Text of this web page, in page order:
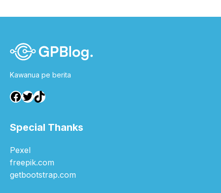
Kawanua pe berita
Facebook
Twitter
TikTok
Special Thanks
Pexel
freepik.com
getbootstrap.com